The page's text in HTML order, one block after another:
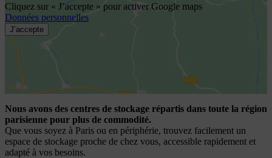
Cliquez sur « J’accepte » pour activer Google maps
Données personnelles
J’accepte
Nous avons des centres de stockage répartis dans toute la région
parisienne pour plus de commodité.
Que vous soyez à Paris ou en périphérie, trouvez facilement un
espace de stockage proche de chez vous, accessible rapidement et
adapté à vos besoins.